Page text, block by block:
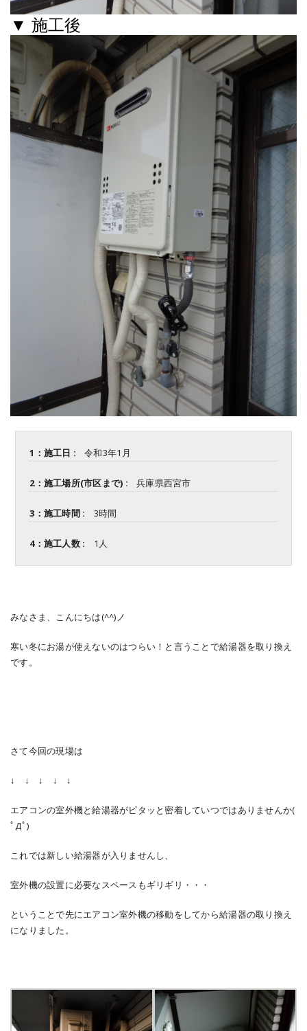
▼ 施工後
1：施工日 : 令和3年1月
2：施工場所(市区まで) : 兵庫県西宮市
3：施工時間 : 3時間
4：施工人数 : 1人
みなさま、こんにちは(^^)ノ
寒い冬にお湯が使えないのはつらい！と言うことで給湯器を取り換え
です。
さて今回の現場は
↓ ↓ ↓ ↓ ↓
エアコンの室外機と給湯器がピタッと密着していつではありませんか(
ﾟДﾟ)
これでは新しい給湯器が入りませんし、
室外機の設置に必要なスペースもギリギリ・・・
ということで先にエアコン室外機の移動をしてから給湯器の取り換え
になりました。